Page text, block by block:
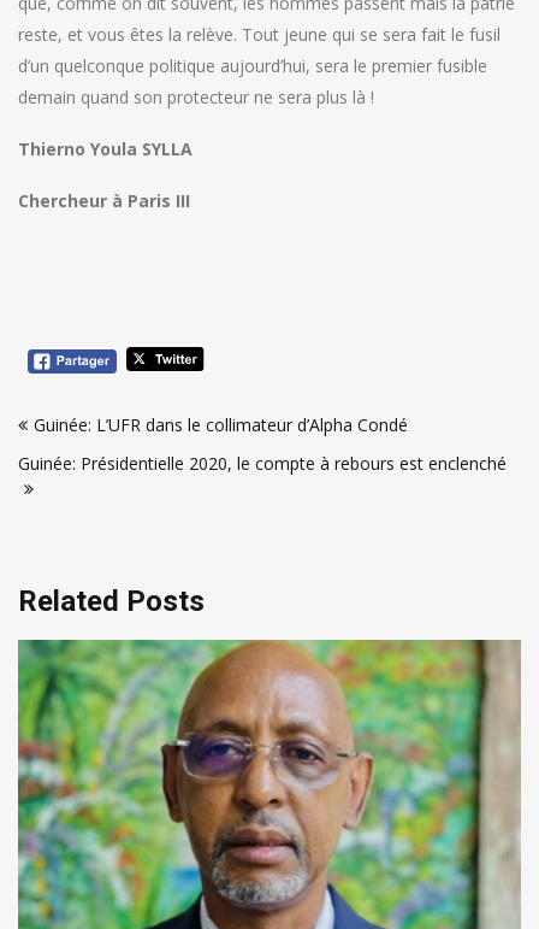
reste, et vous êtes la relève. Tout jeune qui se sera fait le fusil
d’un quelconque politique aujourd’hui, sera le premier fusible
demain quand son protecteur ne sera plus là !
Thierno Youla SYLLA
Chercheur à Paris III
de
l’article
Guinée: L’UFR dans le collimateur d’Alpha Condé
Guinée: Présidentielle 2020, le compte à rebours est enclenché
Related Posts